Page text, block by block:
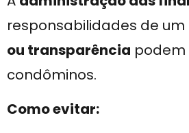
responsabilidades de
ou transparência podem
condôminos.
Como evitar: